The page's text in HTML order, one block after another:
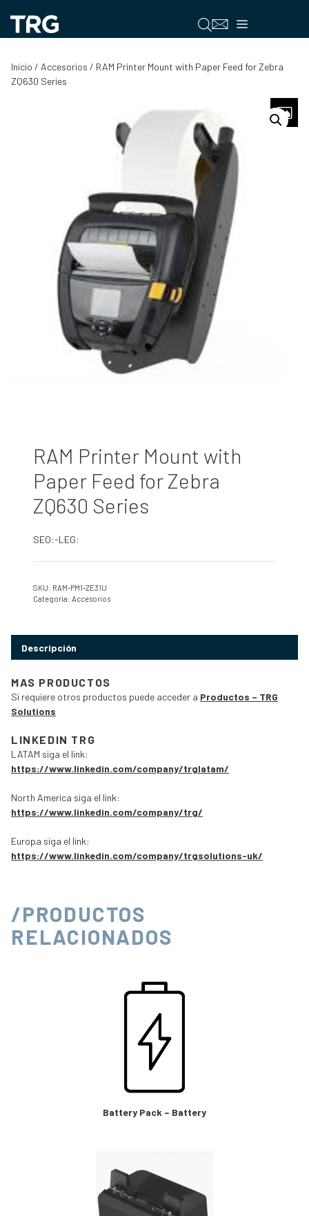
contenido
Menú
Inicio / Accesorios / RAM Printer Mount with Paper Feed for Zebra
ZQ630 Series
RAM Printer Mount with
Paper Feed for Zebra
ZQ630 Series
SEO:-LEG:
SKU: RAM-PM1-ZE31U
Categoría: Accesorios
Descripción
MAS PRODUCTOS
Si requiere otros productos puede acceder a Productos – TRG
Solutions
LINKEDIN TRG
LATAM siga el link:
https://www.linkedin.com/company/trglatam/
North America siga el link:
https://www.linkedin.com/company/trg/
Europa siga el link:
https://www.linkedin.com/company/trgsolutions-uk/
/PRODUCTOS
RELACIONADOS
Battery Pack – Battery